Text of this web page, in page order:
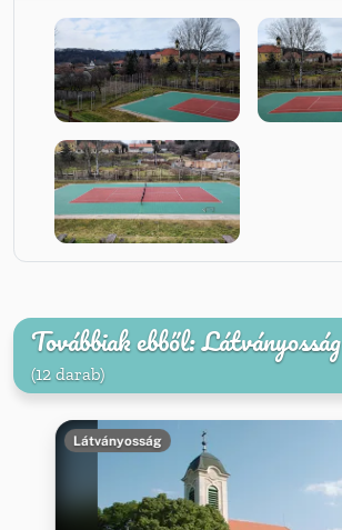
Továbbiak ebből: Látványosság
(12 darab)
Látványosság